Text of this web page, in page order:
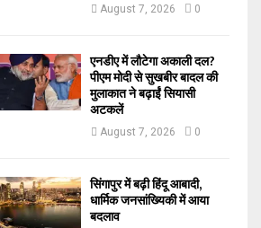
August 7, 2026 0
एनडीए में लौटेगा अकाली दल?
पीएम मोदी से सुखबीर बादल की
मुलाकात ने बढ़ाईं सियासी
अटकलें
August 7, 2026 0
सिंगापुर में बढ़ी हिंदू आबादी,
धार्मिक जनसांख्यिकी में आया
बदलाव